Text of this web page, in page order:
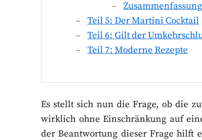
Zusammenfassung
Teil 5: Der Martini Cocktail
Teil 6: Gilt der
Teil 7: Moderne Rezepte
Es stellt sich nun die Frage, ob die
wirklich ohne Einschränkung auf
der Beantwortung dieser Frage hilft